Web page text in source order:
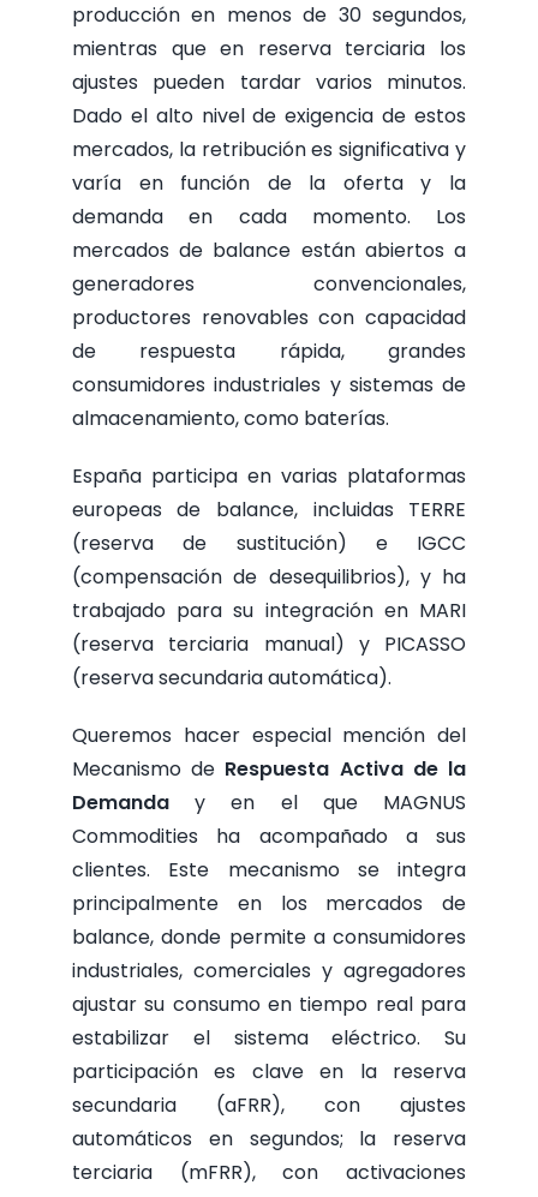
producción en menos de 30 segundos,
mientras que en reserva terciaria los
ajustes pueden tardar varios minutos.
Dado el alto nivel de exigencia de estos
mercados, la retribución es significativa y
varía en función de la oferta y la
demanda en cada momento. Los
mercados de balance están abiertos a
generadores convencionales,
productores renovables con capacidad
de respuesta rápida, grandes
consumidores industriales y sistemas de
almacenamiento, como baterías.
España participa en varias plataformas
europeas de balance, incluidas TERRE
(reserva de sustitución) e IGCC
(compensación de desequilibrios), y ha
trabajado para su integración en MARI
(reserva terciaria manual) y PICASSO
(reserva secundaria automática).
Queremos hacer especial mención del
Mecanismo de Respuesta Activa de la
Demanday en el que MAGNUS
Commodities ha acompañado a sus
clientes. Este mecanismo
se integra
principalmente en los mercados de
balance, donde permite a consumidores
industriales, comerciales y agregadores
ajustar su consumo en tiempo real para
estabilizar el sistema eléctrico. Su
participación es clave en la reserva
secundaria (aFRR), con ajustes
automáticos en segundos; la reserva
terciaria (mFRR), con activaciones